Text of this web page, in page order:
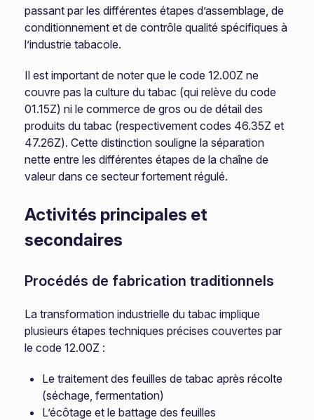
passant par les différentes étapes d’assemblage, de
conditionnement et de contrôle qualité spécifiques à
l’industrie tabacole.
Il est important de noter que le code 12.00Z ne
couvre pas la culture du tabac (qui relève du code
01.15Z) ni le commerce de gros ou de détail des
produits du tabac (respectivement codes 46.35Z et
47.26Z). Cette distinction souligne la séparation
nette entre les différentes étapes de la chaîne de
valeur dans ce secteur fortement régulé.
Activités principales et
secondaires
Procédés de fabrication traditionnels
La transformation industrielle du tabac implique
plusieurs étapes techniques précises couvertes par
le code 12.00Z :
Le traitement des feuilles de tabac après récolte
(séchage, fermentation)
L’écôtage et le battage des feuilles